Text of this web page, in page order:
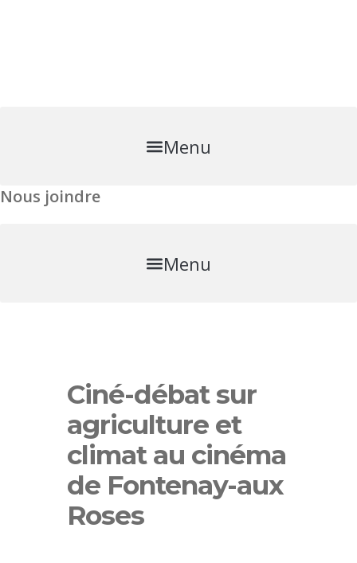
Menu
Nous joindre
Menu
Ciné-débat sur
agriculture et
climat au cinéma
de Fontenay-aux
Roses